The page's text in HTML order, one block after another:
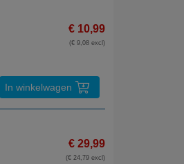
€ 10,99
(€ 9,08 excl)
In winkelwagen
€ 29,99
(€ 24,79 excl)